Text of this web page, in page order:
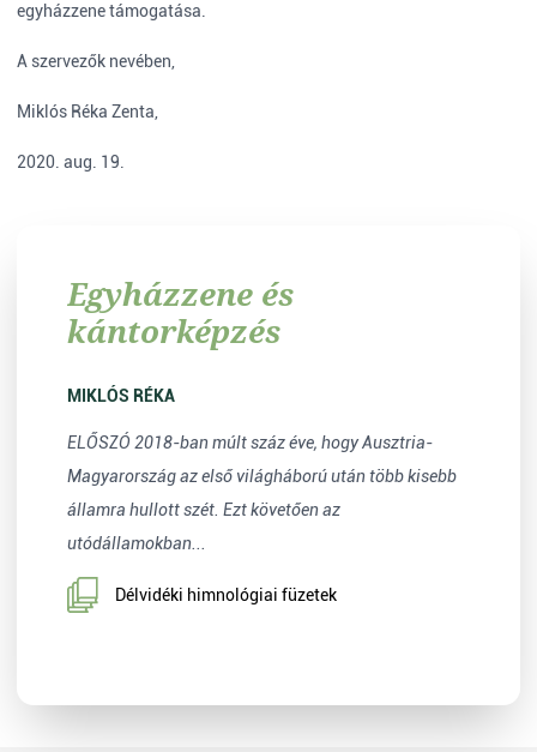
egyházzene támogatása.
A szervezők nevében,
Miklós Réka Zenta,
2020. aug. 19.
Egyházzene és
kántorképzés
MIKLÓS RÉKA
ELŐSZÓ 2018-ban múlt száz éve, hogy Ausztria-
Magyarország az első világháború után több kisebb
államra hullott szét. Ezt követően az
utódállamokban...
Délvidéki himnológiai füzetek